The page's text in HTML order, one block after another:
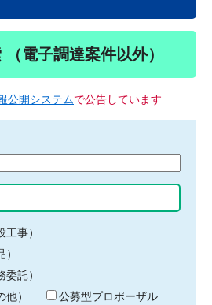
電子調達案件以外）
公開システムで公告しています
事）
託）
）
公募型プロポーザル